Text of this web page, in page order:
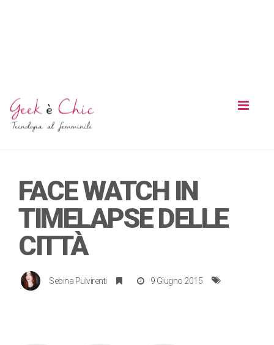
FACE WATCH IN
TIMELAPSE DELLE
CITTÀ
Sebina Pulvirenti 9 Giugno 2015